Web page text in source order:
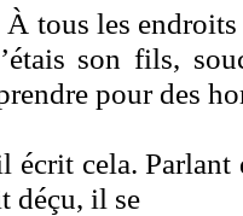
À tous les
son fils,
pour des
écrit cela.
déçu, il se